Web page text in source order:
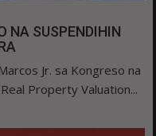
NA SUSPENDIHIN
Jr. sa Kongreso na
Property Valuation...